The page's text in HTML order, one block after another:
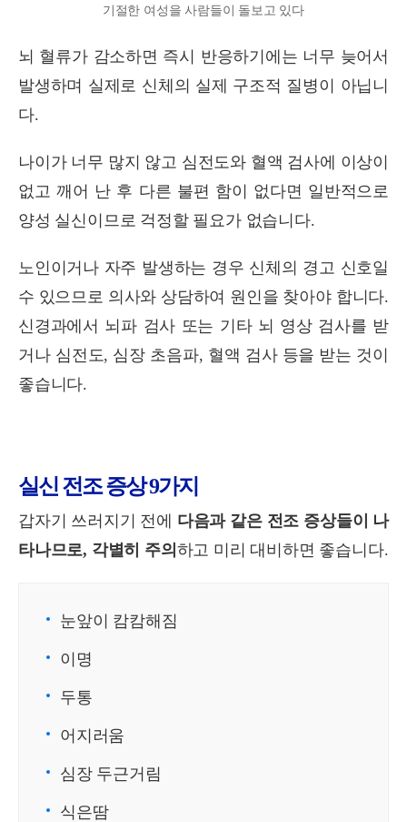
기절한 여성을 사람들이 돌보고 있다
뇌 혈류가 감소하면 즉시 반응하기에는 너무 늦어서
발생하며 실제로 신체의 실제 구조적 질병이 아닙니
다.
나이가 너무 많지 않고 심전도와 혈액 검사에 이상이
없고 깨어 난 후 다른 불편 함이 없다면 일반적으로
양성 실신이므로 걱정할 필요가 없습니다.
노인이거나 자주 발생하는 경우 신체의 경고 신호일
수 있으므로 의사와 상담하여 원인을 찾아야 합니다.
신경과에서 뇌파 검사 또는 기타 뇌 영상 검사를 받
거나 심전도, 심장 초음파, 혈액 검사 등을 받는 것이
좋습니다.
실신 전조 증상 9가지
갑자기 쓰러지기 전에 다음과 같은 전조 증상들이 나
타나므로, 각별히 주의 하고 미리 대비하면 좋습니다.
눈앞이 캄캄해짐
이명
두통
어지러움
심장 두근거림
식은땀